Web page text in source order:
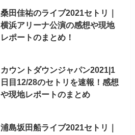
桑田佳祐のライブ2021セトリ｜
横浜アリーナ公演の感想や現地
レポートのまとめ！
カウントダウンジャパン2021|1
日目12/28のセトリを速報！感想
や現地レポートのまとめ
浦島坂田船ライブ2021セトリ｜